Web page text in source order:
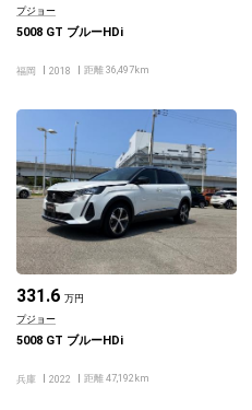
プジョー
5008 GT ブルーHDi
福岡 2018 距離 36,497km
331.6 万円
プジョー
5008 GT ブルーHDi
兵庫 2022 距離 47,192km